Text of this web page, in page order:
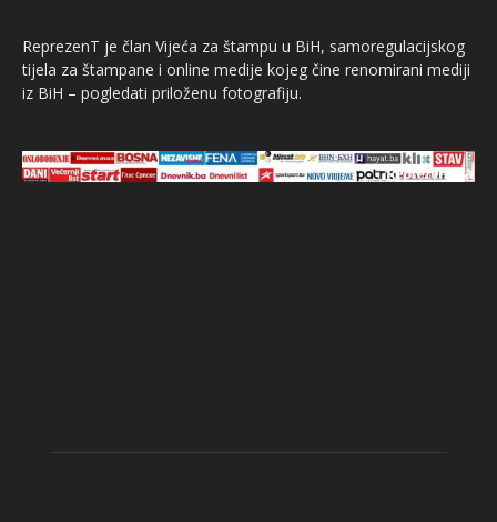
ReprezenT je član Vijeća za štampu u BiH, samoregulacijskog
tijela za štampane i online medije kojeg čine renomirani mediji
iz BiH – pogledati priloženu fotografiju.